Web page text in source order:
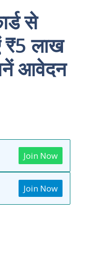
से
₹5 लाख
आवेदन
Join Now
Join Now